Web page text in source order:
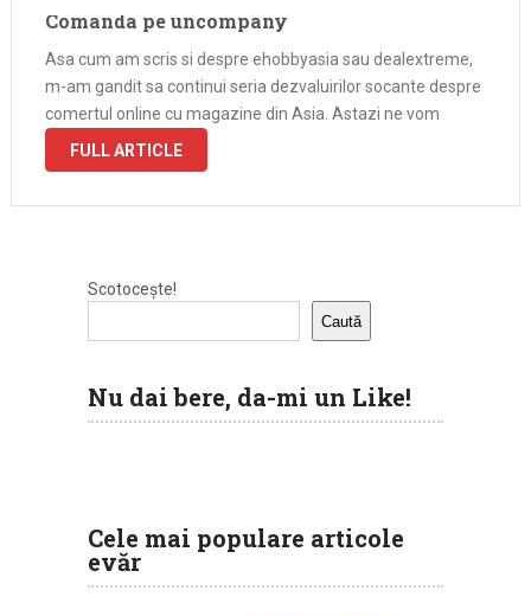
Comanda pe uncompany
Asa cum am scris si despre ehobbyasia sau dealextreme,
m-am gandit sa continui seria dezvaluirilor socante despre
comertul online cu magazine din Asia. Astazi ne vom
FULL ARTICLE
Scotocește!
Caută
Nu dai bere, da-mi un Like!
Cele mai populare articole
evăr